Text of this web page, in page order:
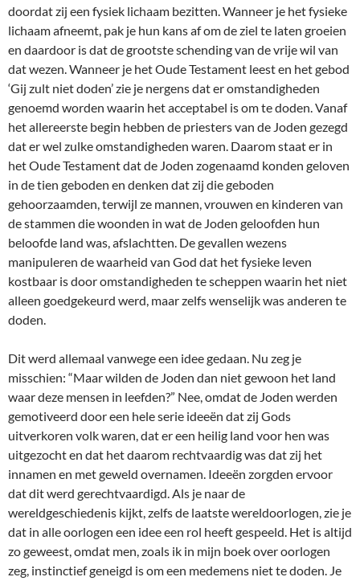
doordat zij een fysiek lichaam bezitten. Wanneer je het fysieke
lichaam afneemt, pak je hun kans af om de ziel te laten groeien
en daardoor is dat de grootste schending van de vrije wil van
dat wezen. Wanneer je het Oude Testament leest en het gebod
‘Gij zult niet doden’ zie je nergens dat er omstandigheden
genoemd worden waarin het acceptabel is om te doden. Vanaf
het allereerste begin hebben de priesters van de Joden gezegd
dat er wel zulke omstandigheden waren. Daarom staat er in
het Oude Testament dat de Joden zogenaamd konden geloven
in de tien geboden en denken dat zij die geboden
gehoorzaamden, terwijl ze mannen, vrouwen en kinderen van
de stammen die woonden in wat de Joden geloofden hun
beloofde land was, afslachtten. De gevallen wezens
manipuleren de waarheid van God dat het fysieke leven
kostbaar is door omstandigheden te scheppen waarin het niet
alleen goedgekeurd werd, maar zelfs wenselijk was anderen te
doden.
Dit werd allemaal vanwege een idee gedaan. Nu zeg je
misschien: “Maar wilden de Joden dan niet gewoon het land
waar deze mensen in leefden?” Nee, omdat de Joden werden
gemotiveerd door een hele serie ideeën dat zij Gods
uitverkoren volk waren, dat er een heilig land voor hen was
uitgezocht en dat het daarom rechtvaardig was dat zij het
innamen en met geweld overnamen. Ideeën zorgden ervoor
dat dit werd gerechtvaardigd. Als je naar de
wereldgeschiedenis kijkt, zelfs de laatste wereldoorlogen, zie je
dat in alle oorlogen een idee een rol heeft gespeeld. Het is altijd
zo geweest, omdat men, zoals ik in mijn boek over oorlogen
zeg, instinctief geneigd is om een medemens niet te doden. Je